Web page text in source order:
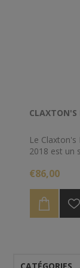
CLAXTON'S
Le Claxton's
2018 est un
par
Ce
mûri dans
bouteille le
€86,00